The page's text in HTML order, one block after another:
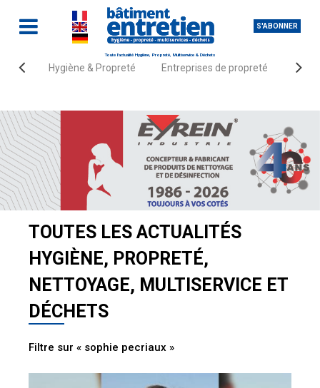
S'ABONNER
Toute l'actualité Hygiène, Propreté, Multiservice & Déchets
Hygiène & Propreté Entreprises de propreté
Accueil Actualités
TOUTES LES ACTUALITÉS
HYGIÈNE, PROPRETÉ,
NETTOYAGE, MULTISERVICE ET
DÉCHETS
Filtre sur « sophie pecriaux »